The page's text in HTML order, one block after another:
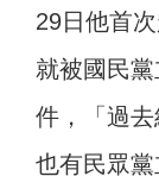
29日他首
就被國民
件，「過
也有民眾